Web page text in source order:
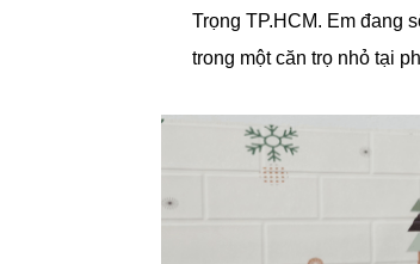
Trọng TP.HCM. Em đang
trong một căn trọ nhỏ tại